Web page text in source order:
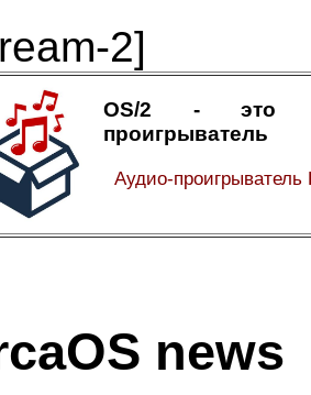
2]
OS/2 - это
проигрыватель
Аудио-проигрыватель
news